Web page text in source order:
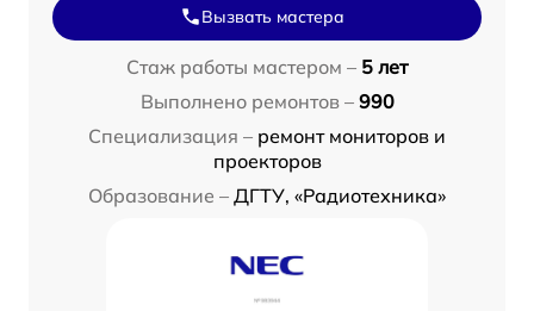
Вызвать мастера
Стаж работы мастером – 5 лет
Выполнено ремонтов – 990
Специализация – ремонт мониторов и
проекторов
Образование – ДГТУ, «Радиотехника»